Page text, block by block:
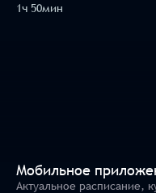
1ч 50мин
Мобильное
Актуальное расписание,